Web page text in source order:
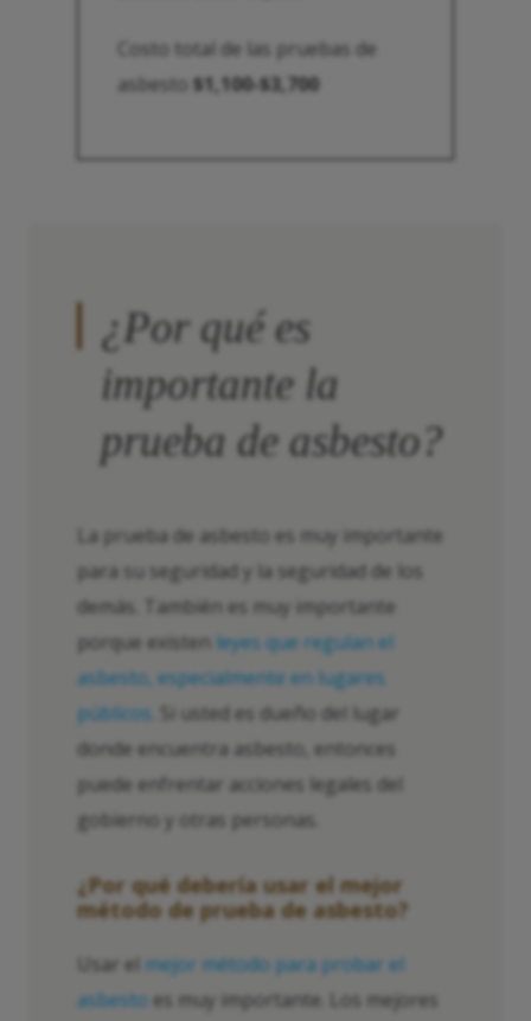
Costo total de las pruebas de
asbesto $1,100-$3,700
¿Por qué es
importante la
prueba de asbesto?
La prueba de asbesto es muy importante
para su seguridad y la seguridad de los
demás. También es muy importante
porque existen leyes que regulan el
asbesto, especialmente en lugares
públicos . Si usted es dueño del lugar
donde encuentra asbesto, entonces
puede enfrentar acciones legales del
gobierno y otras personas.
¿Por qué debería usar el mejor
método de prueba de asbesto?
Usar el mejor método para probar el
asbesto es muy importante. Los mejores